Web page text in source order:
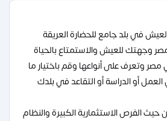
في بلد جامع للحضارة العريقة
وجهتك للعيش والاستمتاع بالحياة
وتعرف على أنواعها وقم باختيار ما
أو الدراسة أو التقاعد في بلدك
حيث الفرص الاستثمارية الكبيرة والنظام